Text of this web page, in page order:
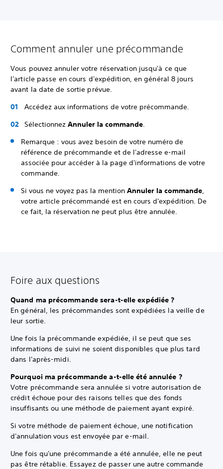
Comment annuler une précommande
Vous pouvez annuler votre réservation jusqu'à ce que
l'article passe en cours d'expédition, en général 8 jours
avant la date de sortie prévue.
Accédez aux informations de votre précommande.
Sélectionnez Annuler la commande.
Remarque : vous avez besoin de votre numéro de
référence de précommande et de l'adresse e-mail
associée pour accéder à la page d'informations de votre
commande.
Si vous ne voyez pas la mention Annuler la commande,
votre article précommandé est en cours d'expédition. De
ce fait, la réservation ne peut plus être annulée.
Foire aux questions
Quand ma précommande sera-t-elle expédiée ?
En général, les précommandes sont expédiées la veille de
leur sortie.
Une fois la précommande expédiée, il se peut que ses
informations de suivi ne soient disponibles que plus tard
dans l'après-midi.
Pourquoi ma précommande a-t-elle été annulée ?
Votre précommande sera annulée si votre autorisation de
crédit échoue pour des raisons telles que des fonds
insuffisants ou une méthode de paiement ayant expiré.
Si votre méthode de paiement échoue, une notification
d'annulation vous est envoyée par e-mail.
Une fois qu'une précommande a été annulée, elle ne peut
pas être rétablie. Essayez de passer une autre commande